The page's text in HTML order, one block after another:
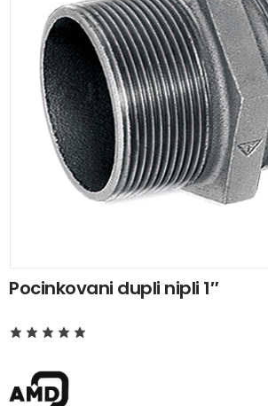
Pocinkovani dupli nipli 1″